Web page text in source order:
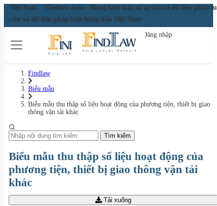
Việt Nam
Findlaw Asia - Mạng lưới luật sư uy tín và dữ liệu pháp
tín và dữ liệu pháp luật hàng đầu Việt Nam
Đăng nhập
Findlaw
Biểu mẫu
Biểu mẫu thu thập số liệu hoạt động của phương tiện, thiết bị giao
thông vận tải khác
Tìm kiếm
Biểu mẫu thu thập số liệu hoạt động của
phương tiện, thiết bị giao thông vận tải
khác
Tải xuống